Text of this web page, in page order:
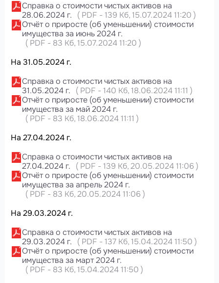
Справка о стоимости чистых активов на
28.06.2024 г.
( PDF - 139 Кб, 15.07.2024 11:20 )
Отчёт о приросте (об уменьшении) стоимости
имущества за июнь 2024 г.
( PDF - 83 Кб, 15.07.2024 11:20 )
На 31.05.2024 г.
Справка о стоимости чистых активов на
31.05.2024 г.
( PDF - 140 Кб, 18.06.2024 11:11 )
Отчёт о приросте (об уменьшении) стоимости
имущества за май 2024 г.
( PDF - 83 Кб, 18.06.2024 11:11 )
На 27.04.2024 г.
Справка о стоимости чистых активов на
27.04.2024 г.
( PDF - 139 Кб, 20.05.2024 11:06 )
Отчёт о приросте (об уменьшении) стоимости
имущества за апрель 2024 г.
( PDF - 83 Кб, 20.05.2024 11:06 )
На 29.03.2024 г.
Справка о стоимости чистых активов на
29.03.2024 г.
( PDF - 137 Кб, 15.04.2024 11:50 )
Отчёт о приросте (об уменьшении) стоимости
имущества за март 2024 г.
( PDF - 83 Кб, 15.04.2024 11:50 )